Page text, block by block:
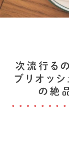
次流行る
ブリオッシ
の絶